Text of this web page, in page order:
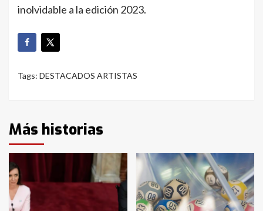
inolvidable a la edición 2023.
Tags: DESTACADOS ARTISTAS
Más historias